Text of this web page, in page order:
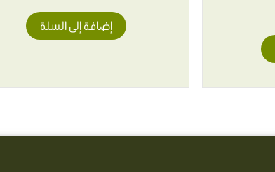
إضافة إلى السلة